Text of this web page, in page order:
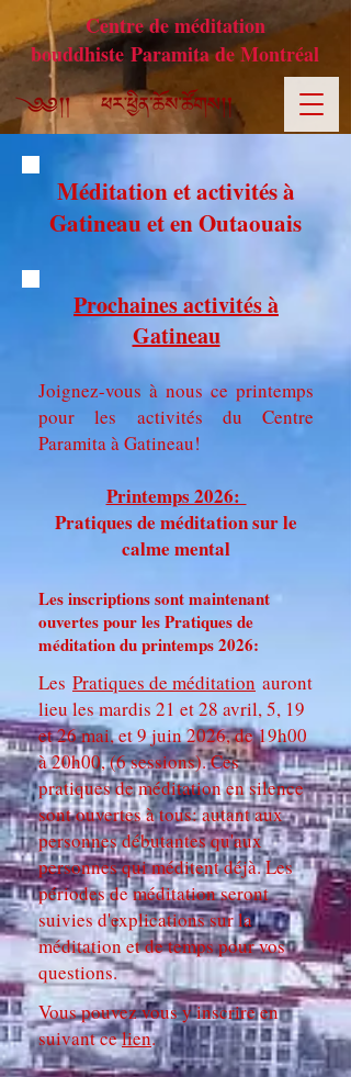
Centre de méditation
bouddhiste Paramita de Montréal
Méditation et activités à
Gatineau et en Outaouais
Prochaines activités à
Gatineau
Joignez-vous à nous ce printemps
pour les activités du Centre
Paramita à Gatineau!
​Printemps 2026:
Pratiques de méditation sur le
calme mental
Les inscriptions sont maintenant
ouvertes pour les Pratiques de
méditation du printemps 2026:
Les Pratiques de méditation auront
lieu les mardis 21 et 28 avril, 5, 19
et 26 mai, et 9 juin 2026, de 19h00
à 20h00, (6 sessions). Ces
pratiques de méditation en silence
sont ouvertes à tous: autant aux
personnes débutantes qu'aux
personnes qui méditent déjà. Les
périodes de méditation seront
suivies d'explications sur la
méditation et de temps pour vos
questions.
Vous pouvez vous y inscrire en
suivant celien.